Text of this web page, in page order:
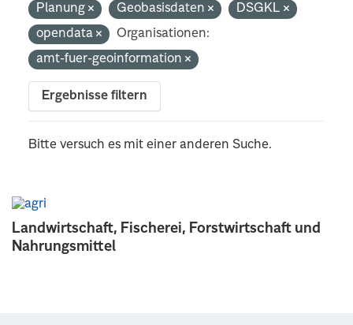
Landwirtschaft, Fischerei, Forstwirtschaft und
Nahrungsmittel
Planung
Geobasisdaten
DSGKL
opendata
Organisationen:
amt-fuer-geoinformation
Ergebnisse filtern
Bitte versuch es mit einer anderen Suche.